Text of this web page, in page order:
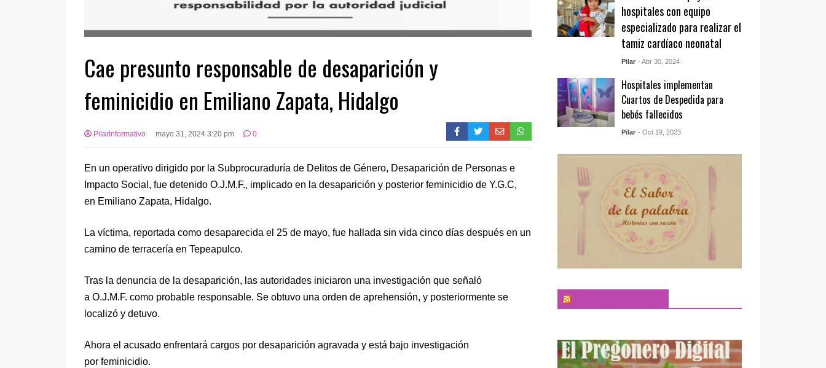
Cae presunto responsable de desaparición y
feminicidio en Emiliano Zapata, Hidalgo
PilarInformativo mayo 31, 2024 3:20 pm 0
En un operativo dirigido por la Subprocuraduría de Delitos de Género, Desaparición de Personas e
Impacto Social, fue detenido O.J.M.F., implicado en la desaparición y posterior feminicidio de Y.G.C,
en Emiliano Zapata, Hidalgo.
La víctima, reportada como desaparecida el 25 de mayo, fue hallada sin vida cinco días después en un
camino de terracería en Tepeapulco.
Tras la denuncia de la desaparición, las autoridades iniciaron una investigación que señaló
a O.J.M.F. como probable responsable. Se obtuvo una orden de aprehensión, y posteriormente se
localizó y detuvo.
Ahora el acusado enfrentará cargos por desaparición agravada y está bajo investigación
por feminicidio.
hospitales con equipo
especializado para realizar el
tamiz cardíaco neonatal
Pilar - Abr 30, 2024
Hospitales implementan
Cuartos de Despedida para
bebés fallecidos
Pilar - Oct 19, 2023